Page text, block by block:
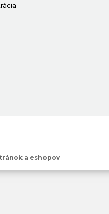
a eshopov